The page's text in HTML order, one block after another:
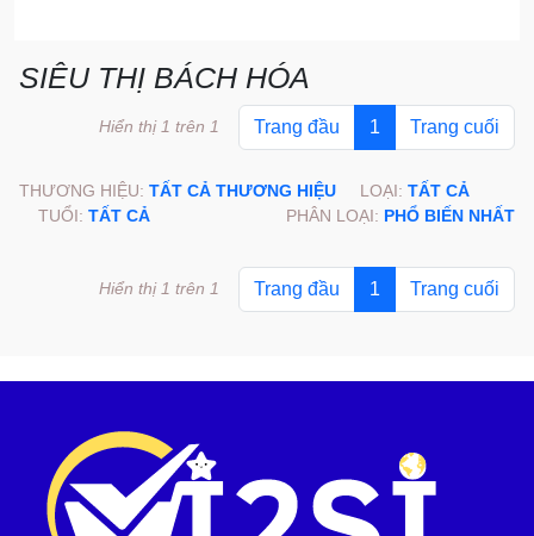
SIÊU THỊ BÁCH HÓA
Trang đầu 1 Trang cuối
Hiển thị 1 trên 1
THƯƠNG HIỆU: TẤT CẢ THƯƠNG HIỆU LOẠI: TẤT CẢ
TUỔI: TẤT CẢ PHÂN LOẠI: PHỔ BIẾN NHẤT
Trang đầu 1 Trang cuối
Hiển thị 1 trên 1